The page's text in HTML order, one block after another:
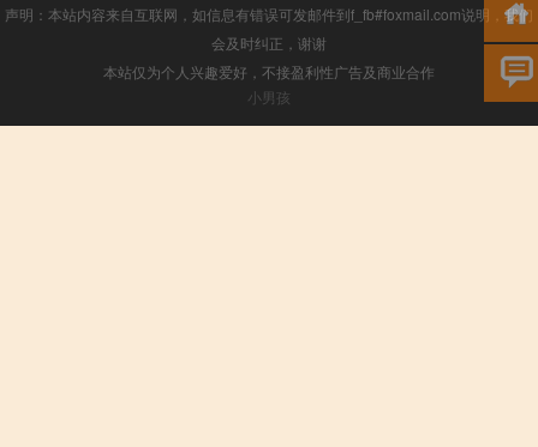
声明：本站内容来自互联网，如信息有错误可发邮件到f_fb#foxmail.com说明，我们
会及时纠正，谢谢
本站仅为个人兴趣爱好，不接盈利性广告及商业合作
小男孩